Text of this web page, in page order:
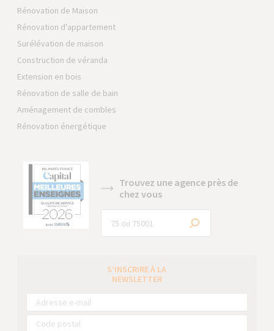
Rénovation de Maison
Rénovation d'appartement
Surélévation de maison
Construction de véranda
Extension en bois
Rénovation de salle de bain
Aménagement de combles
Rénovation énergétique
Trouvez une agence près de
chez vous
S’INSCRIRE À LA
NEWSLETTER